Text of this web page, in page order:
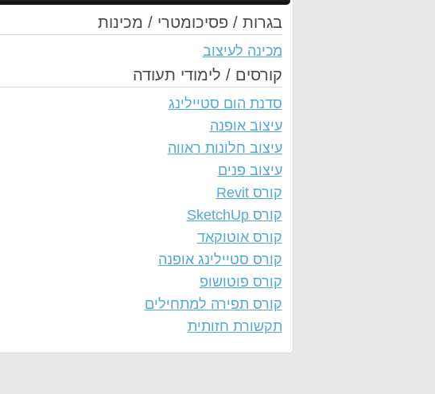
בגרות / פסיכומטרי / מכינות
מכינה לעיצוב
קורסים / לימודי תעודה
סדנת הום סטיילינג
עיצוב אופנה
עיצוב חלונות ראווה
עיצוב פנים
קורס Revit
קורס SketchUp
קורס אוטוקאד
קורס סטיילינג אופנה
קורס פוטושופ
קורס תפירה למתחילים
תקשורת חזותית